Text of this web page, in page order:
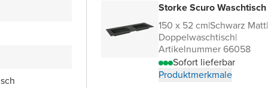
Storke Scuro Waschtisch
150 x 52 cm|Schwarz Matt|
Doppelwaschtisch|
Artikelnummer 66058
Sofort lieferbar
Produktmerkmale